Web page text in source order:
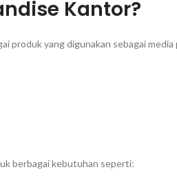
Kantor?
produk yang digunakan sebagai
berbagai kebutuhan seperti: